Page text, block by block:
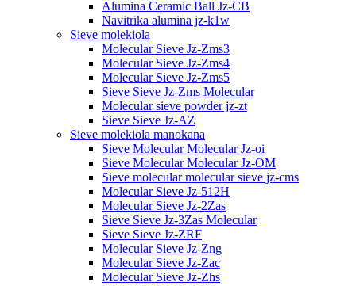
Alumina Ceramic Ball Jz-CB
Navitrika alumina jz-k1w
Sieve molekiola
Molecular Sieve Jz-Zms3
Molecular Sieve Jz-Zms4
Molecular Sieve Jz-Zms5
Sieve Sieve Jz-Zms Molecular
Molecular sieve powder jz-zt
Sieve Sieve Jz-AZ
Sieve molekiola manokana
Sieve Molecular Molecular Jz-oi
Sieve Molecular Molecular Jz-OM
Sieve molecular molecular sieve jz-cms
Molecular Sieve Jz-512H
Molecular Sieve Jz-2Zas
Sieve Sieve Jz-3Zas Molecular
Sieve Sieve Jz-ZRF
Molecular Sieve Jz-Zng
Molecular Sieve Jz-Zac
Molecular Sieve Jz-Zhs